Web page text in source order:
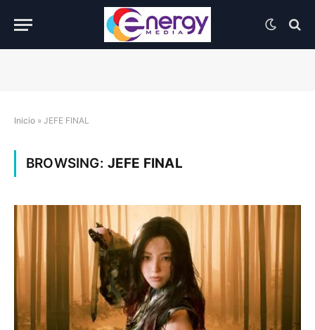
Inicio » JEFE FINAL
BROWSING: JEFE FINAL